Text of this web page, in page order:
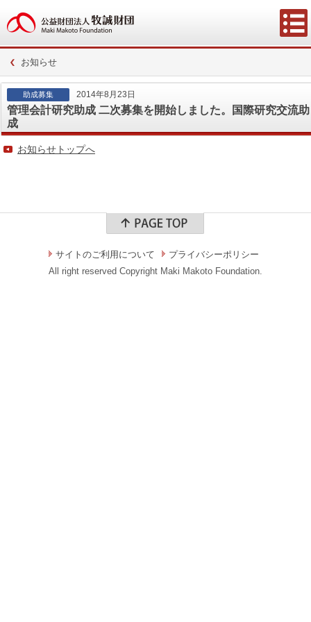
お知らせ
助成募集 2014年8月23日
管理会計研究助成 二次募集を開始しました。国際研究交流助
成
お知らせトップへ
サイトのご利用について
プライバシーポリシー
All right reserved Copyright Maki Makoto Foundation.